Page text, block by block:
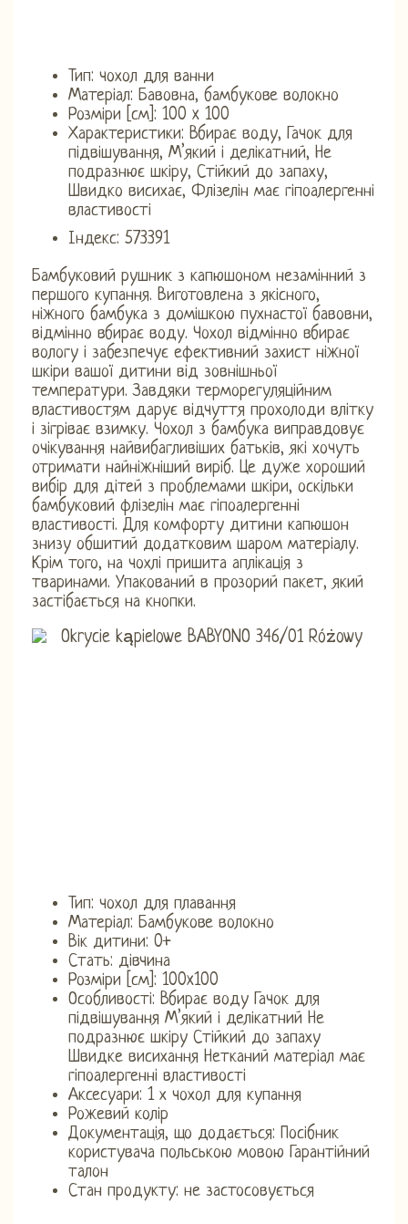
Тип: чохол для ванни
Матеріал: Бавовна, бамбукове волокно
Розміри [см]: 100 x 100
Характеристики: Вбирає воду, Гачок для
підвішування, М’який і делікатний, Не
подразнює шкіру, Стійкий до запаху,
Швидко висихає, Флізелін має гіпоалергенні
властивості
Індекс: 573391
Бамбуковий рушник з капюшоном незамінний з
першого купання. Виготовлена ​​з якісного,
ніжного бамбука з домішкою пухнастої бавовни,
відмінно вбирає воду. Чохол відмінно вбирає
вологу і забезпечує ефективний захист ніжної
шкіри вашої дитини від зовнішньої
температури. Завдяки терморегуляційним
властивостям дарує відчуття прохолоди влітку
і зігріває взимку. Чохол з бамбука виправдовує
очікування найвибагливіших батьків, які хочуть
отримати найніжніший виріб. Це дуже хороший
вибір для дітей з проблемами шкіри, оскільки
бамбуковий флізелін має гіпоалергенні
властивості. Для комфорту дитини капюшон
знизу обшитий додатковим шаром матеріалу.
Крім того, на чохлі пришита аплікація з
тваринами. Упакований в прозорий пакет, який
застібається на кнопки.
Тип: чохол для плавання
Матеріал: Бамбукове волокно
Вік дитини: 0+
Стать: дівчина
Розміри [см]: 100x100
Особливості: Вбирає воду Гачок для
підвішування М’який і делікатний Не
подразнює шкіру Стійкий до запаху
Швидке висихання Нетканий матеріал має
гіпоалергенні властивості
Аксесуари: 1 х чохол для купання
Рожевий колір
Документація, що додається: Посібник
користувача польською мовою Гарантійний
талон
Стан продукту: не застосовується